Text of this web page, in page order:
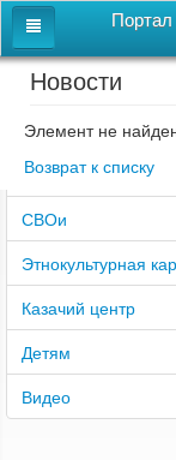
Главная
Дом дружбы
Новости
СВОи
Этнокультурная
Казачий центр
Детям
Видео
Новости
Элемент не
Возврат к списку